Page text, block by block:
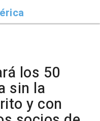
los 50
sin la
y con